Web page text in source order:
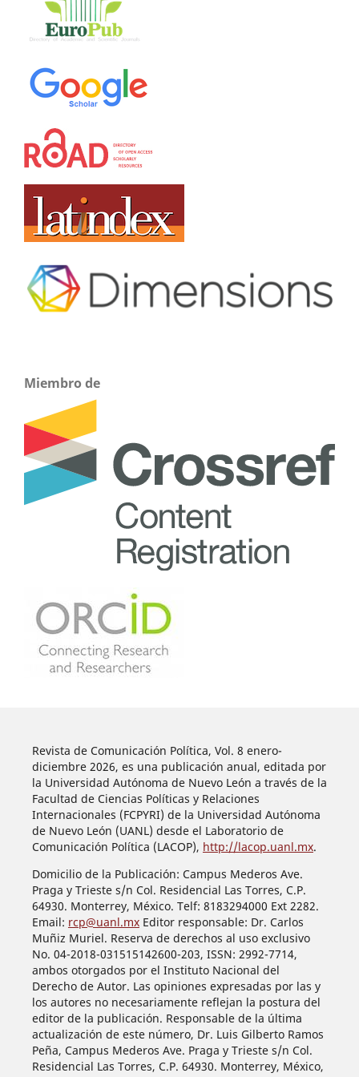
Miembro de
Revista de Comunicación Política, Vol. 8 enero-
diciembre 2026, es una publicación anual, editada por
la Universidad Autónoma de Nuevo León a través de la
Facultad de Ciencias Políticas y Relaciones
Internacionales (FCPYRI) de la Universidad Autónoma
de Nuevo León (UANL) desde el Laboratorio de
Comunicación Política (LACOP), http://lacop.uanl.mx.
Domicilio de la Publicación: Campus Mederos Ave.
Praga y Trieste s/n Col. Residencial Las Torres, C.P.
64930. Monterrey, México. Telf: 8183294000 Ext 2282.
Email: rcp@uanl.mxEditor responsable: Dr. Carlos
Muñiz Muriel. Reserva de derechos al uso exclusivo
No. 04-2018-031515142600-203, ISSN: 2992-7714,
ambos otorgados por el Instituto Nacional del
Derecho de Autor. Las opiniones expresadas por las y
los autores no necesariamente reflejan la postura del
editor de la publicación. Responsable de la última
actualización de este número, Dr. Luis Gilberto Ramos
Peña, Campus Mederos Ave. Praga y Trieste s/n Col.
Residencial Las Torres, C.P. 64930. Monterrey, México,